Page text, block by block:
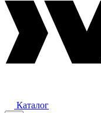
Каталог